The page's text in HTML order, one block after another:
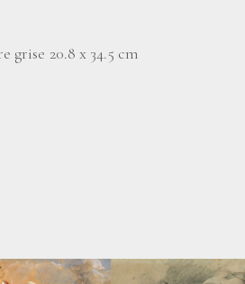
grise 20.8 x 34.5 cm